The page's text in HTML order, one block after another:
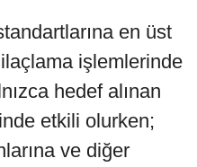
en üst
işlemlerinde
hedef alınan
etkili olurken;
ve diğer